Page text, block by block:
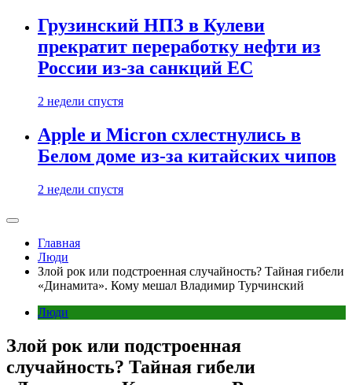
Грузинский НПЗ в Кулеви
прекратит переработку нефти из
России из-за санкций ЕС
2 недели спустя
Apple и Micron схлестнулись в
Белом доме из-за китайских чипов
2 недели спустя
Главная
Люди
Злой рок или подстроенная случайность? Тайная гибели
«Динамита». Кому мешал Владимир Турчинский
Люди
Злой рок или подстроенная
случайность? Тайная гибели